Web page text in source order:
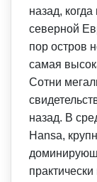
назад,
северной
пор остров
самая
Сотни
назад. В
Hansa,